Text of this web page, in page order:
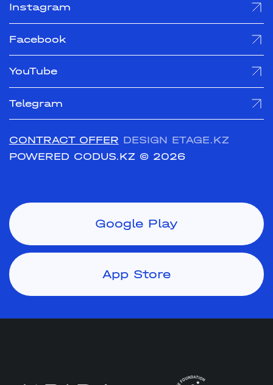
Instagram
Facebook
YouTube
Telegram
CONTRACT OFFER DESIGN ETAGE.KZ
POWERED CODUS.KZ © 2026
Google Play
App Store